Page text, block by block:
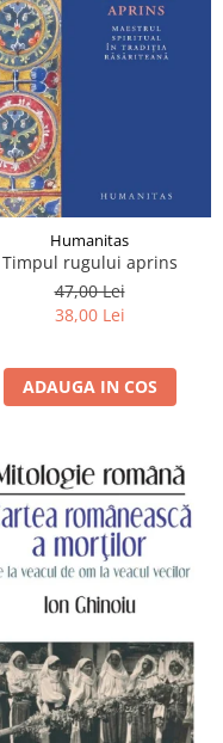
Humanitas
Timpul rugului aprins
47,00 Lei
38,00 Lei
ADAUGA IN COS